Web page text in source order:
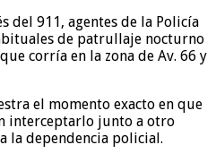
del 911, agentes de la Policía
de patrullaje nocturno
corría en la zona de Av. 66 y
el momento exacto en que
interceptarlo junto a otro
la dependencia policial.